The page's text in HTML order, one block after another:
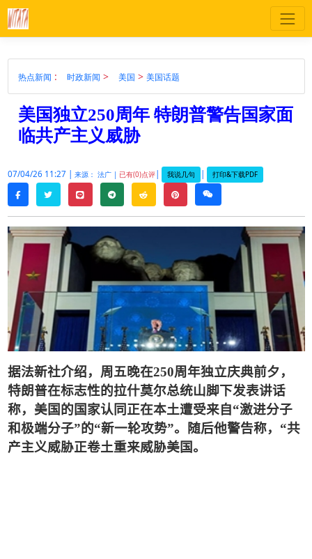
热点新闻 : 时政新闻 > 美国 > 美国话题
美国独立250周年 特朗普警告国家面
临共产主义威胁
07/04/26 11:27 | 来源： 法广 | 已有(0)点评| 我说几句 | 打印&下载PDF
facebooktwitterline telegramreddit pinterestweixin
据法新社介绍，周五晚在250周年独立庆典前夕，
特朗普在标志性的拉什莫尔总统山脚下发表讲话
称，美国的国家认同正在本土遭受来自“激进分子
和极端分子”的“新一轮攻势”。随后他警告称， “共
产主义威胁正卷土重来威胁美国。